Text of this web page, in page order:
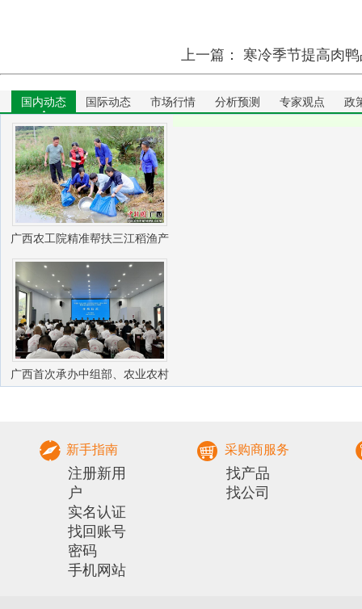
上一篇： 寒冷季节提高肉
国内动态 国际动态 市场行情 分析预测 专家观点 政
广西农工院精准帮扶三江稻渔产
业振兴
广西首次承办中组部、农业农村
新手指南
注册新用
户
实名认证
找回账号
密码
手机网站
采购商服务
找产品
找公司